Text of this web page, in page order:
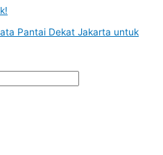
Pantai Dekat Jakarta untuk